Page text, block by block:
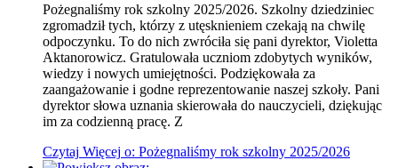
Pożegnaliśmy rok szkolny 2025/2026. Szkolny dziedziniec
zgromadził tych, którzy z utęsknieniem czekają na chwilę
odpoczynku. To do nich zwróciła się pani dyrektor, Violetta
Aktanorowicz. Gratulowała uczniom zdobytych wyników,
wiedzy i nowych umiejętności. Podziękowała za
zaangażowanie i godne reprezentowanie naszej szkoły. Pani
dyrektor słowa uznania skierowała do nauczycieli, dziękując
im za codzienną pracę. Z
Czytaj Więcej o: Pożegnaliśmy rok szkolny 2025/2026